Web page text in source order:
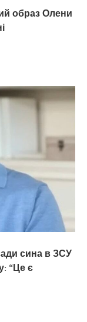
образ Олени
сина в ЗСУ
“Це є